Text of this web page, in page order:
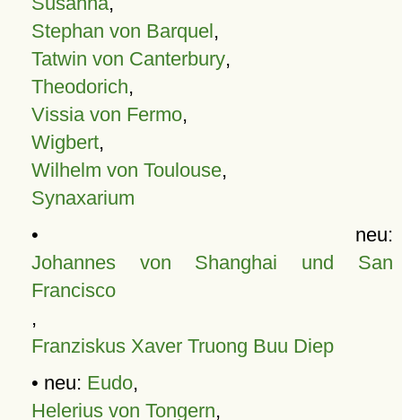
Stephan von Barquel,
Tatwin von Canterbury,
Theodorich,
Vissia von Fermo,
Wigbert,
Wilhelm von Toulouse,
Synaxarium
• neu:
Johannes von Shanghai und San
Francisco
,
Franziskus Xaver Truong Buu Diep
• neu: Eudo,
Helerius von Tongern,